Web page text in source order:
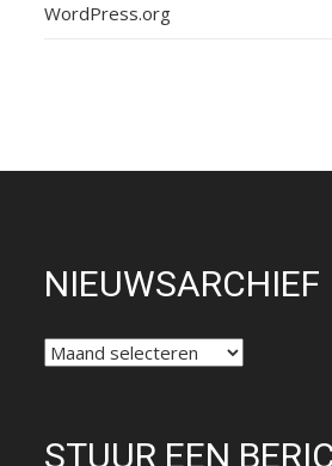
WordPress.org
NIEUWSARCHIEF
NIEUWSARCHIEF
STUUR EEN